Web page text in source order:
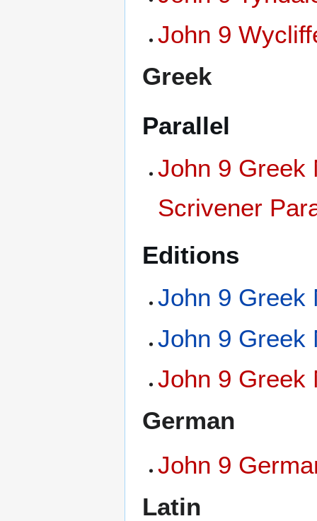
John 9
Greek
Parallel
John 9 Greek
Scrivener
Editions
John 9 Greek
John 9 Greek
John 9 Greek
German
John 9
Latin